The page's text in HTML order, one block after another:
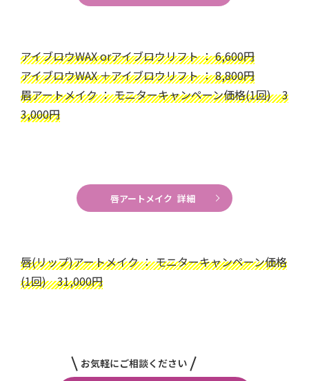
アイブロウWAX orアイブロウリフト ： 6,600円
アイブロウWAX ＋アイブロウリフト ： 8,800円
眉アートメイク ： モニターキャンペーン価格(1回) 3
3,000円
唇アートメイク 詳細
唇(リップ)アートメイク ： モニターキャンペーン価格
(1回) 31,000円
お気軽にご相談ください